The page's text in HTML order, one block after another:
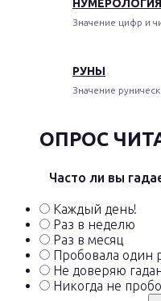
Значение цифр и
РУНЫ
Значение
ОПРОС
Часто ли вы
Каждый день!
Раз в неделю
Раз в месяц
Пробовала один
Не доверяю
Никогда не